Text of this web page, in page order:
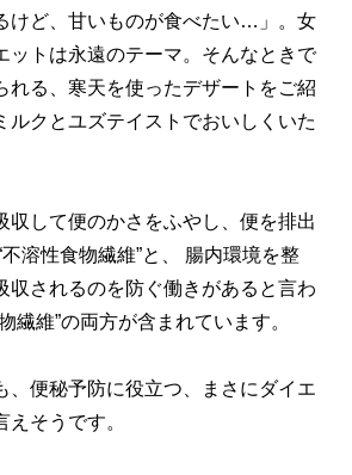
けど、甘いものが食べたい…」。女
ットは永遠のテーマ。そんなときで
れる、寒天を使ったデザートをご紹
ルクとユズテイストでおいしくいた
収して便のかさをふやし、便を排出
溶性食物繊維”と、 腸内環境を整
収されるのを防ぐ働きがあると言わ
繊維”の両方が含まれています。
、便秘予防に役立つ、まさにダイエ
そうです。